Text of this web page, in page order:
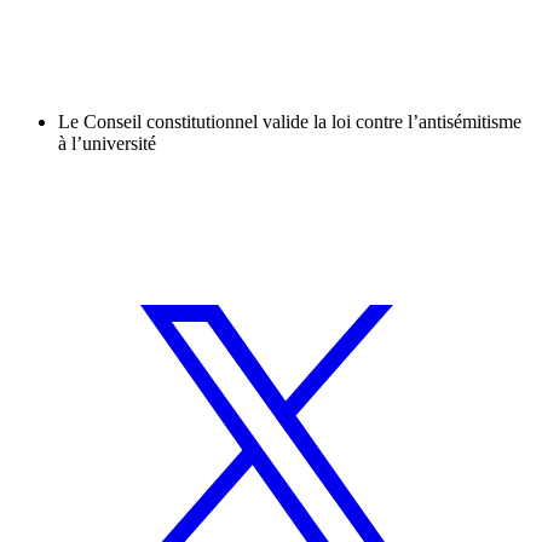
Le Conseil constitutionnel valide la loi contre l’antisémitisme
à l’université